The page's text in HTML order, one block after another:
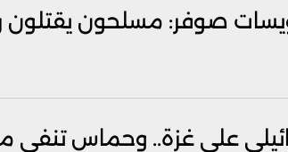
صوفر: مسلحون يقتلون
على غزة.. وحماس تنفي